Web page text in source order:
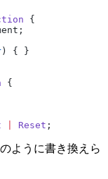
{
) { }
{
Reset ;
ように書き換えら